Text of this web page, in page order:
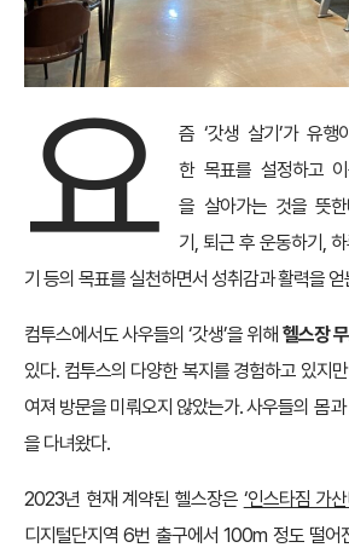
요
즘 ‘갓생 살기’가 유행
한 목표를 설정하고
을 살아가는 것을 뜻
기, 퇴근 후 운동하기,
기 등의 목표를 실천하면서 성취감과 활력을 얻
컴투스에서도 사우들의 ‘갓생’을 위해 헬스장
있다. 컴투스의 다양한 복지를 경험하고 있지
여져 방문을 미뤄오지 않았는가. 사우들의 몸
을 다녀왔다.
2023년 현재 계약된 헬스장은 ‘인스타짐 가
디지털단지역 6번 출구에서 100m 정도 떨어